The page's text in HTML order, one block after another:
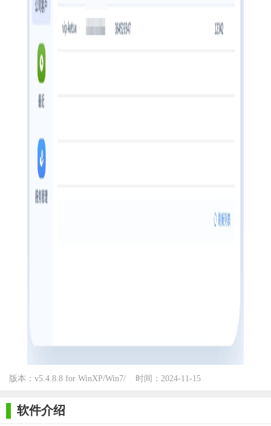
版本：v5.4.8.8 for WinXP/Win7/
时间：2024-11-15
软件介绍